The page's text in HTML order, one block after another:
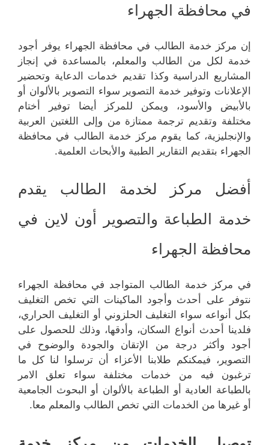
في محافظة الجهراء
إن مركز خدمة الطالب في محافظة الجهراء يوفر أجود
خدمة لكل من الطالب والمعلم، بالمساعدة في إنجاز
المشاريع الدراسية وكذا تقديم خدمات الدعاية وتحضير
الإعلانات وتوفير خدمة التصوير سواء التصوير بالألوان أو
بالأبيض والأسود، ويمكن للمركز أيضا توفير أختام
مختلفة وتقديم ترجمة ممتازة من وإلى اللغتين العربية
والإنجليزية، كما يقوم مركز خدمة الطالب في محافظة
الجهراء بتقديم التقارير الطبية والأبحاث العلمية.
أفضل مركز لخدمة الطالب يقدم
خدمة الطباعة والتصوير أون لاين في
محافظة الجهراء
في مركز خدمة الطالب المتواجد في محافظة الجهراء
نتوفر على أحدث وأجود الماكينات التي تخص التغليف
بكل أنواعه سواء التغليف الحلزوني أو التغليف الحراري،
فلدينا أحدث أنواع السكان، وأدقها، وذلك للحصول على
أجود وأكثر درجة من الإتقان والجودة والوضوح في
التصوير، فيمكنكم طلابنا الأعزاء أن ترسلوا لنا كل ما
ترغبون فيه من خدمات مختلفة سواء تعلق الامر
بالطباعة العادية أو الطباعة بالألوان أو البحوث الجامعية
أو غيرها من الخدمات التي تخص الطالب والمعلم معا.